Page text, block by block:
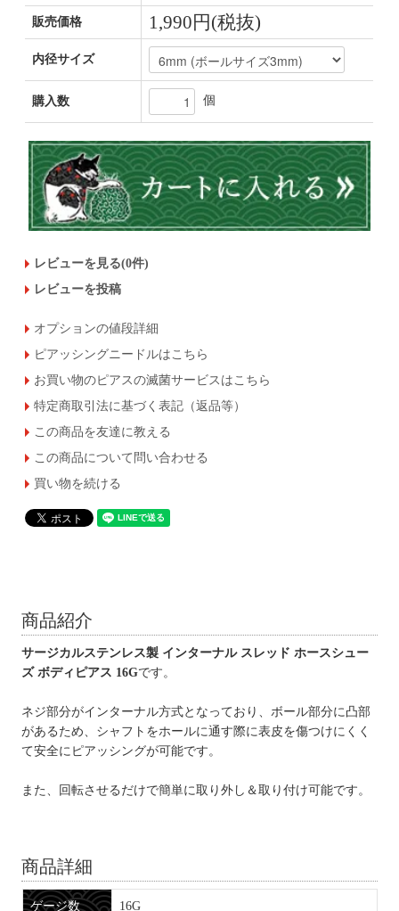
販売価格 1,990円(税抜)
内径サイズ
購入数 個
レビューを見る(0件)
レビューを投稿
オプションの値段詳細
ピアッシングニードルはこちら
お買い物のピアスの滅菌サービスはこちら
特定商取引法に基づく表記（返品等）
この商品を友達に教える
この商品について問い合わせる
買い物を続ける
商品紹介
サージカルステンレス製 インターナル スレッド ホースシュー
ズ ボディピアス 16Gです。
ネジ部分がインターナル方式となっており、ボール部分に凸部
があるため、シャフトをホールに通す際に表皮を傷つけにくく
て安全にピアッシングが可能です。
また、回転させるだけで簡単に取り外し＆取り付け可能です。
商品詳細
ゲージ数 16G